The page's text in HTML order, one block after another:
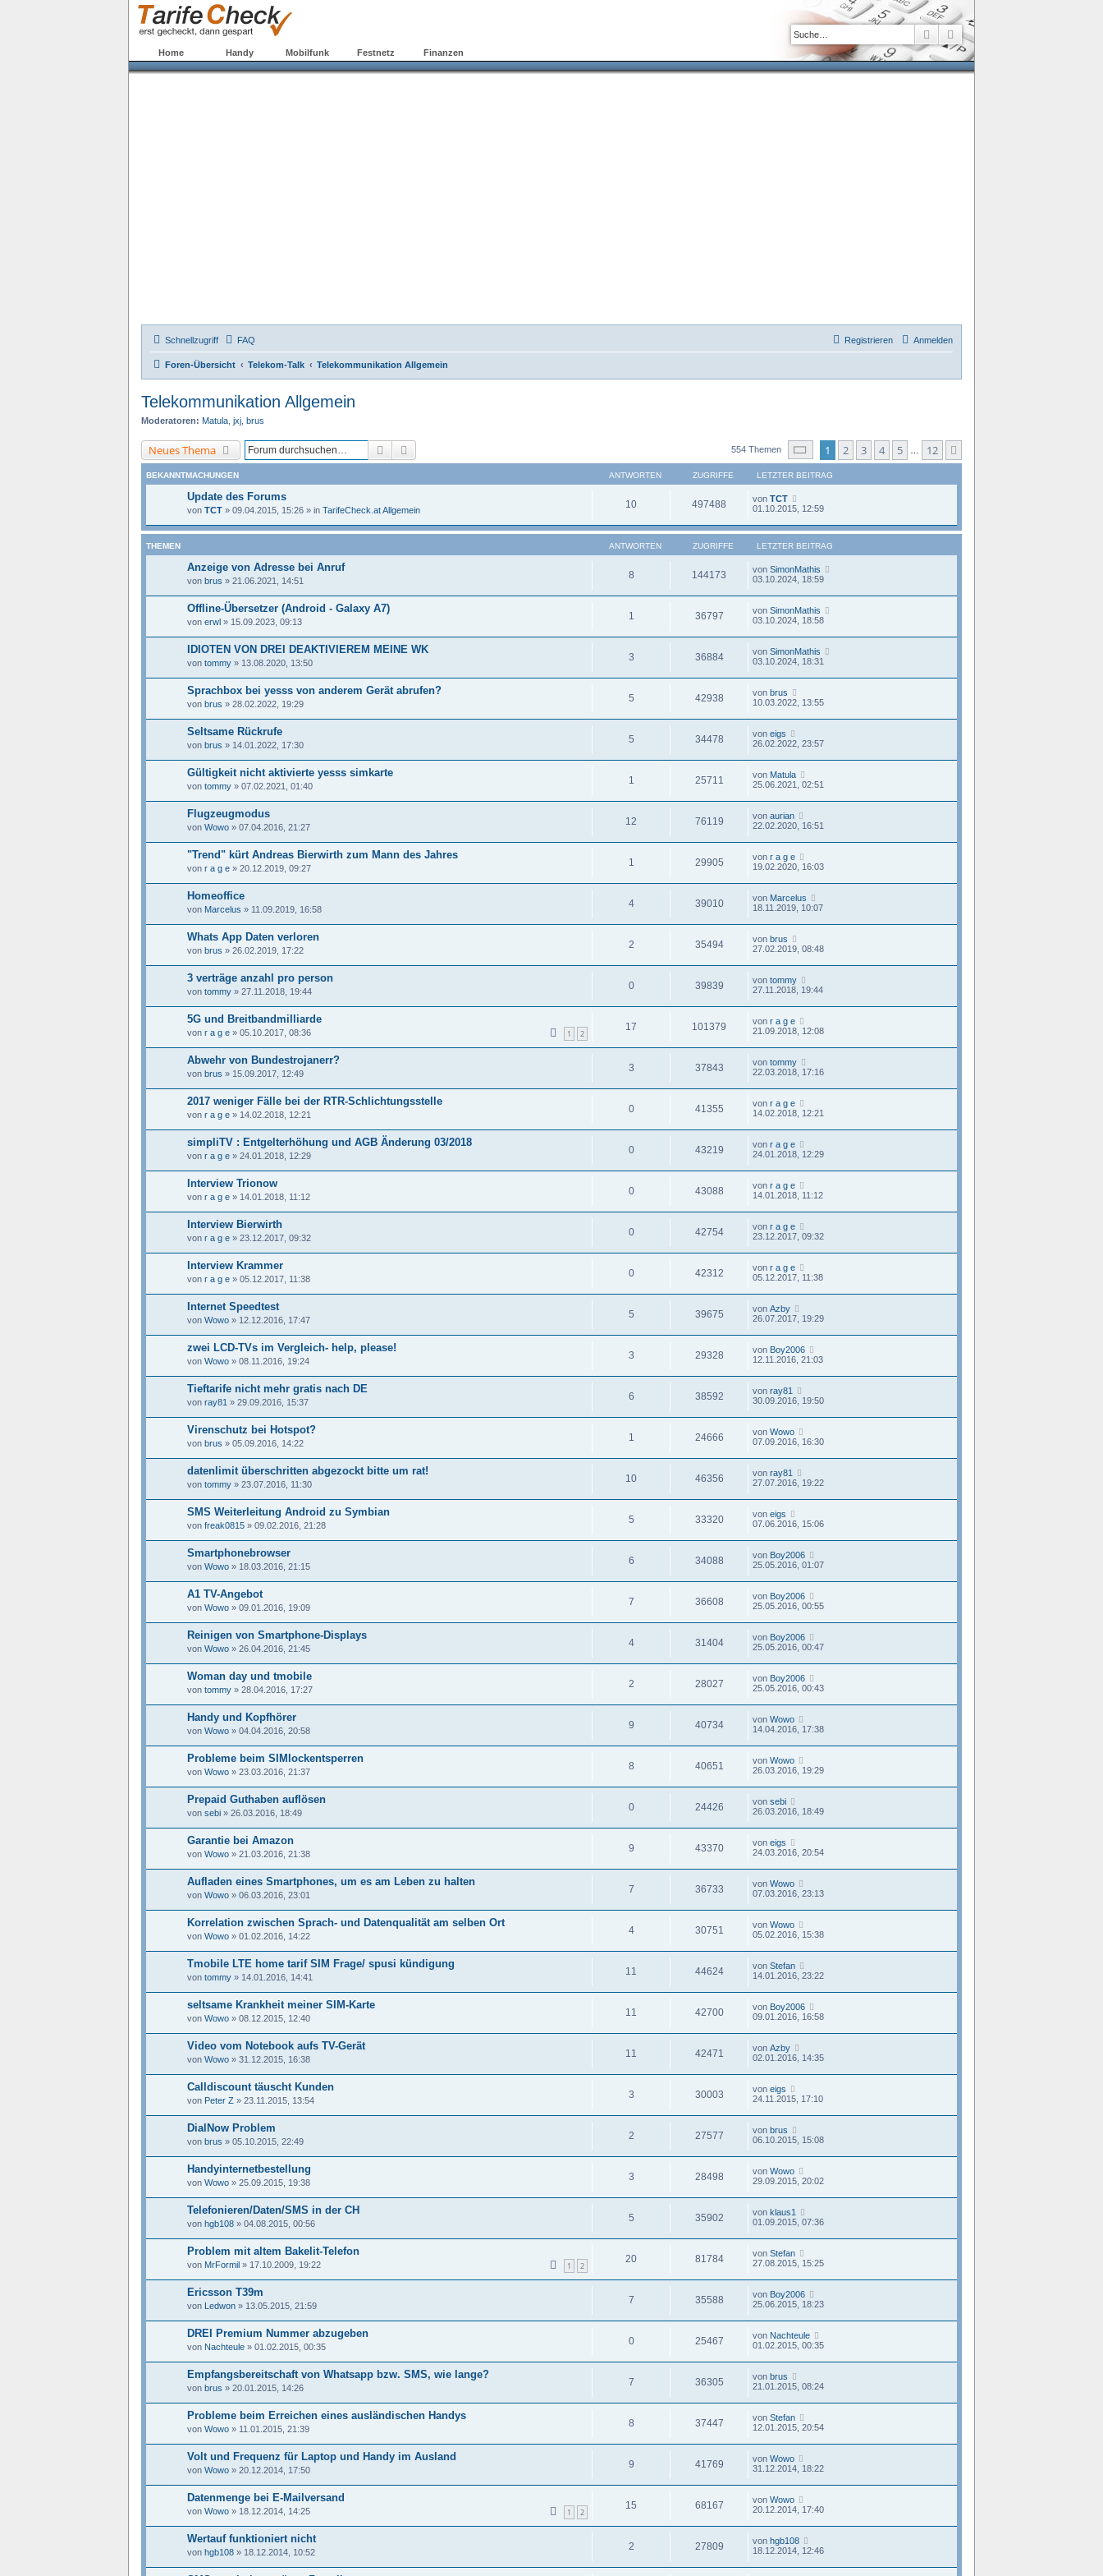
Home Handy Mobilfunk Festnetz Finanzen
SucheErweiterte Suche
Schnellzugriff FAQ Anmelden
Registrieren
Foren-Übersicht Telekom-Talk Telekommunikation Allgemein
Telekommunikation Allgemein
Moderatoren: Matula jxj brus
Neues Thema Suche 554 Themen Seite von12
1 2 3 4 5 12
BEKANNTMACHUNGEN ANTWORTEN ZUGRIFFE LETZTER BEITRAG
Update des Forums
von TCT » 09.04.2015, 15:26 » in TarifeCheck.at Allgemein
10 497488 von TCT
01.10.2015, 12:59
THEMEN ANTWORTEN ZUGRIFFE LETZTER BEITRAG
Anzeige von Adresse bei Anruf
von brus » 21.06.2021, 14:51
8 144173 von SimonMathis
03.10.2024, 18:59
Offline-Übersetzer (Android - Galaxy A7)
von erwl » 15.09.2023, 09:13
1 36797 von SimonMathis
03.10.2024, 18:58
IDIOTEN VON DREI DEAKTIVIEREM MEINE WK
von tommy » 13.08.2020, 13:50
3 36884 von SimonMathis
03.10.2024, 18:31
Sprachbox bei yesss von anderem Gerät abrufen?
von brus » 28.02.2022, 19:29
5 42938 von brus
10.03.2022, 13:55
Seltsame Rückrufe
von brus » 14.01.2022, 17:30
5 34478 von eigs
26.02.2022, 23:57
Gültigkeit nicht aktivierte yesss simkarte
von tommy » 07.02.2021, 01:40
1 25711 von Matula
25.06.2021, 02:51
Flugzeugmodus
von Wowo » 07.04.2016, 21:27
12 76119 von aurian
22.02.2020, 16:51
"Trend" kürt Andreas Bierwirth zum Mann des Jahres
von r a g e » 20.12.2019, 09:27
1 29905 von r a g e
19.02.2020, 16:03
Homeoffice
von Marcelus » 11.09.2019, 16:58
4 39010 von Marcelus
18.11.2019, 10:07
Whats App Daten verloren
von brus » 26.02.2019, 17:22
2 35494 von brus
27.02.2019, 08:48
3 verträge anzahl pro person
von tommy » 27.11.2018, 19:44
0 39839 von tommy
27.11.2018, 19:44
5G und Breitbandmilliarde
von r a g e » 05.10.2017, 08:36 1 2
17 101379 von r a g e
21.09.2018, 12:08
Abwehr von Bundestrojanerr?
von brus » 15.09.2017, 12:49
3 37843 von tommy
22.03.2018, 17:16
2017 weniger Fälle bei der RTR-Schlichtungsstelle
von r a g e » 14.02.2018, 12:21
0 41355 von r a g e
14.02.2018, 12:21
simpliTV : Entgelterhöhung und AGB Änderung 03/2018
von r a g e » 24.01.2018, 12:29
0 43219 von r a g e
24.01.2018, 12:29
Interview Trionow
von r a g e » 14.01.2018, 11:12
0 43088 von r a g e
14.01.2018, 11:12
Interview Bierwirth
von r a g e » 23.12.2017, 09:32
0 42754 von r a g e
23.12.2017, 09:32
Interview Krammer
von r a g e » 05.12.2017, 11:38
0 42312 von r a g e
05.12.2017, 11:38
Internet Speedtest
von Wowo » 12.12.2016, 17:47
5 39675 von Azby
26.07.2017, 19:29
zwei LCD-TVs im Vergleich- help, please!
von Wowo » 08.11.2016, 19:24
3 29328 von Boy2006
12.11.2016, 21:03
Tieftarife nicht mehr gratis nach DE
von ray81 » 29.09.2016, 15:37
6 38592 von ray81
30.09.2016, 19:50
Virenschutz bei Hotspot?
von brus » 05.09.2016, 14:22
1 24666 von Wowo
07.09.2016, 16:30
datenlimit überschritten abgezockt bitte um rat!
von tommy » 23.07.2016, 11:30
10 46356 von ray81
27.07.2016, 19:22
SMS Weiterleitung Android zu Symbian
von freak0815 » 09.02.2016, 21:28
5 33320 von eigs
07.06.2016, 15:06
Smartphonebrowser
von Wowo » 18.03.2016, 21:15
6 34088 von Boy2006
25.05.2016, 01:07
A1 TV-Angebot
von Wowo » 09.01.2016, 19:09
7 36608 von Boy2006
25.05.2016, 00:55
Reinigen von Smartphone-Displays
von Wowo » 26.04.2016, 21:45
4 31404 von Boy2006
25.05.2016, 00:47
Woman day und tmobile
von tommy » 28.04.2016, 17:27
2 28027 von Boy2006
25.05.2016, 00:43
Handy und Kopfhörer
von Wowo » 04.04.2016, 20:58
9 40734 von Wowo
14.04.2016, 17:38
Probleme beim SIMlockentsperren
von Wowo » 23.03.2016, 21:37
8 40651 von Wowo
26.03.2016, 19:29
Prepaid Guthaben auflösen
von sebi » 26.03.2016, 18:49
0 24426 von sebi
26.03.2016, 18:49
Garantie bei Amazon
von Wowo » 21.03.2016, 21:38
9 43370 von eigs
24.03.2016, 20:54
Aufladen eines Smartphones, um es am Leben zu halten
von Wowo » 06.03.2016, 23:01
7 36733 von Wowo
07.03.2016, 23:13
Korrelation zwischen Sprach- und Datenqualität am selben Ort
von Wowo » 01.02.2016, 14:22
4 30751 von Wowo
05.02.2016, 15:38
Tmobile LTE home tarif SIM Frage/ spusi kündigung
von tommy » 14.01.2016, 14:41
11 44624 von Stefan
14.01.2016, 23:22
seltsame Krankheit meiner SIM-Karte
von Wowo » 08.12.2015, 12:40
11 42700 von Boy2006
09.01.2016, 16:58
Video vom Notebook aufs TV-Gerät
von Wowo » 31.12.2015, 16:38
11 42471 von Azby
02.01.2016, 14:35
Calldiscount täuscht Kunden
von Peter Z » 23.11.2015, 13:54
3 30003 von eigs
24.11.2015, 17:10
DialNow Problem
von brus » 05.10.2015, 22:49
2 27577 von brus
06.10.2015, 15:08
Handyinternetbestellung
von Wowo » 25.09.2015, 19:38
3 28498 von Wowo
29.09.2015, 20:02
Telefonieren/Daten/SMS in der CH
von hgb108 » 04.08.2015, 00:56
5 35902 von klaus1
01.09.2015, 07:36
Problem mit altem Bakelit-Telefon
von MrFormil » 17.10.2009, 19:22 1 2
20 81784 von Stefan
27.08.2015, 15:25
Ericsson T39m
von Ledwon » 13.05.2015, 21:59
7 35588 von Boy2006
25.06.2015, 18:23
DREI Premium Nummer abzugeben
von Nachteule » 01.02.2015, 00:35
0 25467 von Nachteule
01.02.2015, 00:35
Empfangsbereitschaft von Whatsapp bzw. SMS, wie lange?
von brus » 20.01.2015, 14:26
7 36305 von brus
21.01.2015, 08:24
Probleme beim Erreichen eines ausländischen Handys
von Wowo » 11.01.2015, 21:39
8 37447 von Stefan
12.01.2015, 20:54
Volt und Frequenz für Laptop und Handy im Ausland
von Wowo » 20.12.2014, 17:50
9 41769 von Wowo
31.12.2014, 18:22
Datenmenge bei E-Mailversand
von Wowo » 18.12.2014, 14:25 1 2
15 68167 von Wowo
20.12.2014, 17:40
Wertauf funktioniert nicht
von hgb108 » 18.12.2014, 10:52
2 27809 von hgb108
18.12.2014, 12:46